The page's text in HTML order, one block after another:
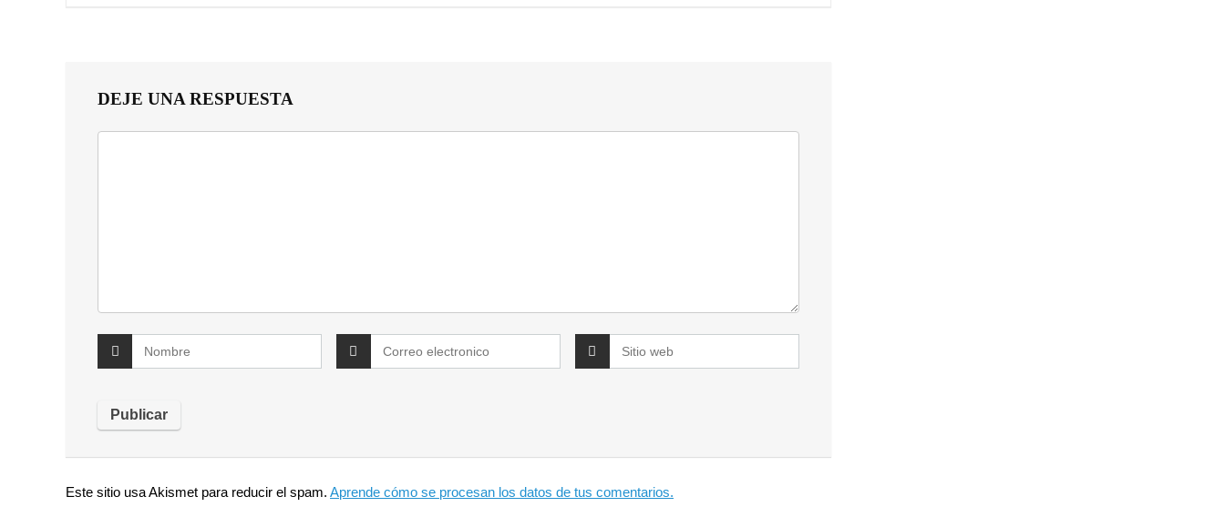
DEJE UNA RESPUESTA
Este sitio usa Akismet para reducir el spam. Aprende cómo se procesan los datos de tus comentarios.